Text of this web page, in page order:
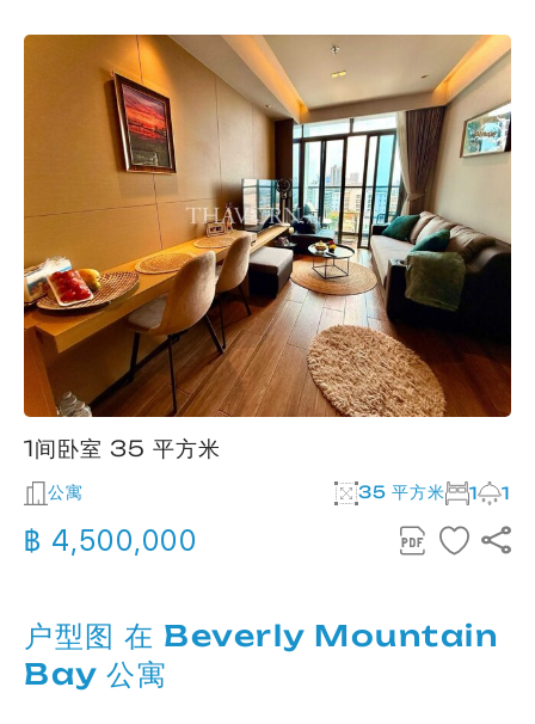
1间卧室 35 平方米
公寓 35 平方米 1 1
฿ 4,500,000
户型图 在 Beverly Mountain
Bay 公寓